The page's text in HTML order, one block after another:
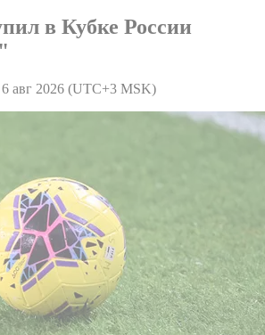
в Кубке России
авг 2026 (UTC+3 MSK)